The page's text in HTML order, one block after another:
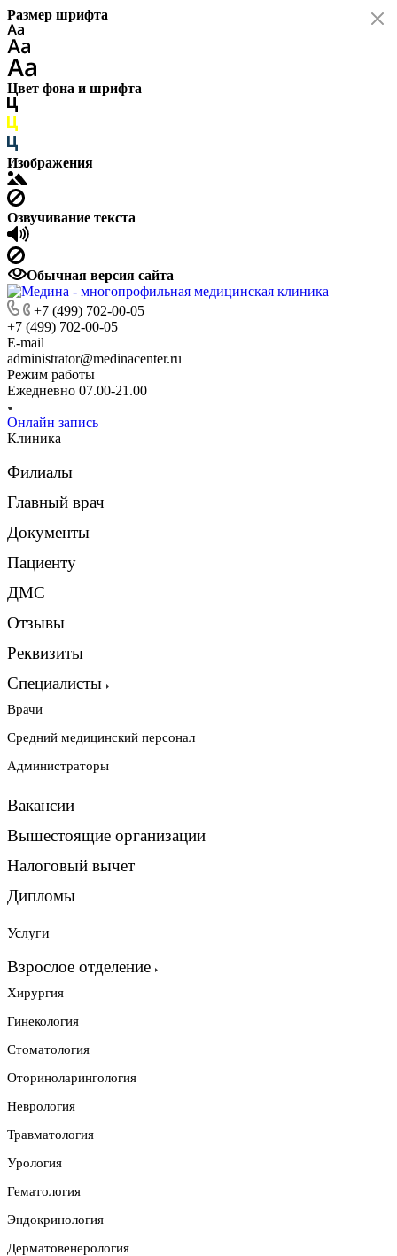
Размер шрифта
Цвет фона и шрифта
Изображения
Озвучивание текста
Обычная версия сайта
+7 (499) 702-00-05
+7 (499) 702-00-05
E-mail
administrator@medinacenter.ru
Режим работы
Ежедневно 07.00-21.00
Онлайн запись
Клиника
Филиалы
Главный врач
Документы
Пациенту
ДМС
Отзывы
Реквизиты
Специалисты
Врачи
Средний медицинский персонал
Администраторы
Вакансии
Вышестоящие организации
Налоговый вычет
Дипломы
Услуги
Взрослое отделение
Хирургия
Гинекология
Стоматология
Оториноларингология
Неврология
Травматология
Урология
Гематология
Эндокринология
Дерматовенерология